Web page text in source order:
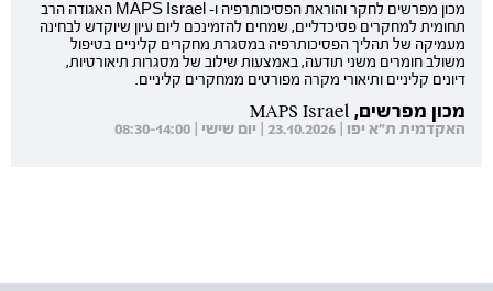
מכון מפרשים לחקר והוראת הפסיכותרפיה ו- MAPS Israel האגודה הרב
תחומית למחקרים פסיכדליים, שמחים להזמינכם ליום עיון שיוקדש לבחינה
מעמיקה של תהליך הפסיכותרפיה במסגרת מחקרים קליניים בטיפול
משולב חומרים משני תודעה, באמצעות שילוב של מסגרות תיאורטיות,
דיונים קליניים ותיאורי מקרה מפורטים ממחקרים קליניים.
מכון מפרשים, MAPS Israel
האקדמית ת"א יפו | 23.10.2026 | יום שישי | 08:30-14:00